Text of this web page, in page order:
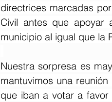
directrices marcadas
Civil antes que apoyar
municipio al igual que la
Nuestra sorpresa es
mantuvimos una
que iban a votar a